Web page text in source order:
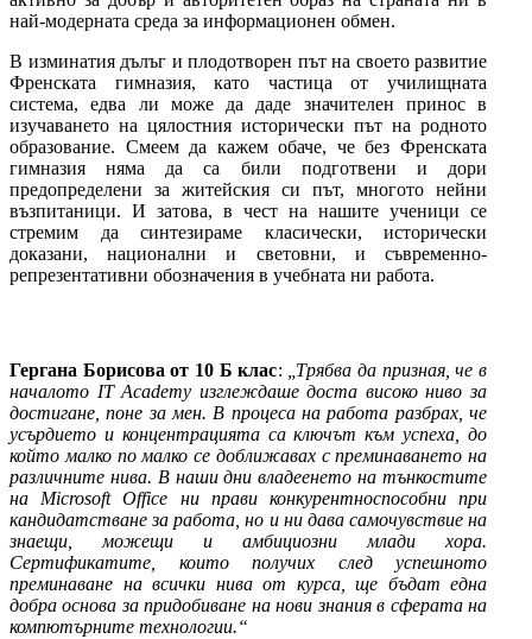
най-модерната среда за информационен обмен.
В изминатия дълъг и плодотворен път на своето развитие
Френската гимназия, като частица от училищната
система, едва ли може да даде значителен принос в
изучаването на цялостния исторически път на родното
образование. Смеем да кажем обаче, че без Френската
гимназия няма да са били подготвени и дори
предопределени за житейския си път, многото нейни
възпитаници. И затова, в чест на нашите ученици се
стремим да синтезираме класически, исторически
доказани, национални и световни, и съвременно-
репрезентативни обозначения в учебната ни работа.
Гергана Борисова от 10 Б клас:
„Трябва да призная, че в
началото IT Academy изглеждаше доста високо ниво за
достигане, поне за мен. В процеса на работа разбрах, че
усърдието и концентрацията са ключът към успеха, до
който малко по малко се доближавах с преминаването на
различните нива. В наши дни владеенето на тънкостите
на Microsoft Office ни прави конкурентноспособни при
кандидатстване за работа, но и ни дава самочувствие на
знаещи, можещи и амбициозни млади хора.
Сертификатите, които получих след успешното
преминаване на всички нива от курса, ще бъдат една
добра основа за придобиване на нови знания в сферата на
компютърните технологии.“